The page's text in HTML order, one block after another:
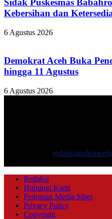
Sidak Puskesmas
Kebersihan dan
6 Agustus 2026
Demokrat Aceh Buka
hingga 11 Agustus
6 Agustus 2026
Redaksi
Hubungi Kami
Pedoman Media Siber
Privacy Policy
Copyright